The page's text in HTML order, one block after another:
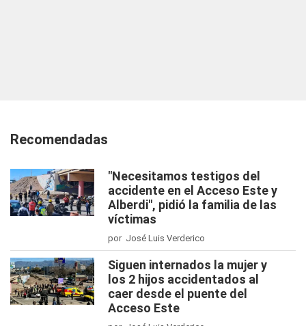
Recomendadas
"Necesitamos testigos del
accidente en el Acceso Este y
Alberdi", pidió la familia de las
víctimas
por José Luis Verderico
Siguen internados la mujer y
los 2 hijos accidentados al
caer desde el puente del
Acceso Este